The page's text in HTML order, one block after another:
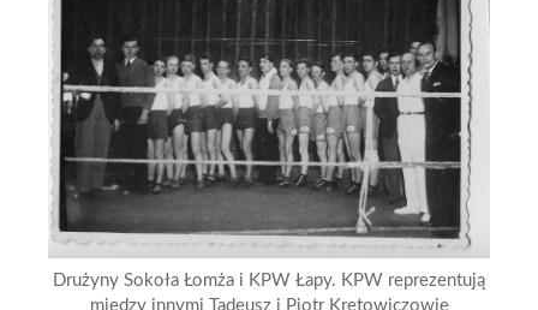
Drużyny Sokoła Łomża i KPW Łapy. KPW reprezentują
między innymi Tadeusz i Piotr Kretowiczowie